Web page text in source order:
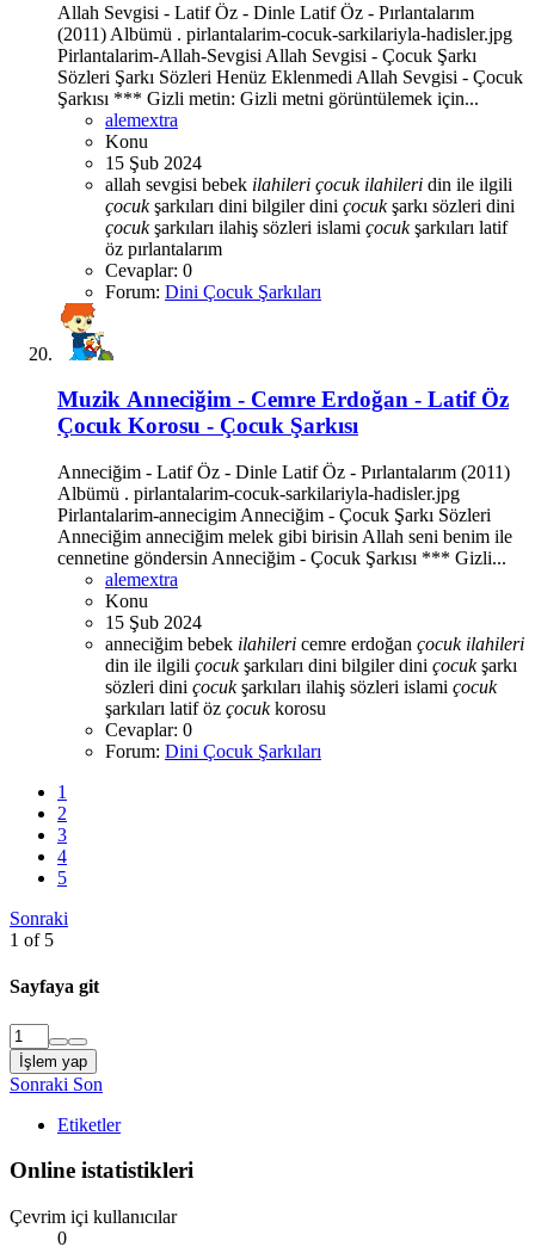
Allah Sevgisi - Latif Öz - Dinle Latif Öz - Pırlantalarım
(2011) Albümü . pirlantalarim-cocuk-sarkilariyla-hadisler.jpg
Pirlantalarim-Allah-Sevgisi Allah Sevgisi - Çocuk Şarkı
Sözleri Şarkı Sözleri Henüz Eklenmedi Allah Sevgisi - Çocuk
Şarkısı *** Gizli metin: Gizli metni görüntülemek için...
alemextra
Konu
15 Şub 2024
allah sevgisi bebek ilahileri çocuk ilahileri din ile ilgili
çocukşarkıları dini bilgilerdini çocukşarkı sözleri dini
çocukşarkıları ilahiş sözleri islami çocukşarkıları latif
öz pırlantalarım
Cevaplar: 0
Forum: Dini Çocuk Şarkıları
Muzik Anneciğim - Cemre Erdoğan - Latif Öz
Çocuk Korosu - Çocuk Şarkısı
Anneciğim - Latif Öz - Dinle Latif Öz - Pırlantalarım (2011)
Albümü . pirlantalarim-cocuk-sarkilariyla-hadisler.jpg
Pirlantalarim-annecigim Anneciğim - Çocuk Şarkı Sözleri
Anneciğim anneciğim melek gibi birisin Allah seni benim ile
cennetine göndersin Anneciğim - Çocuk Şarkısı *** Gizli...
alemextra
Konu
15 Şub 2024
anneciğim bebek ilahileri cemre erdoğan çocuk ilahileri
din ile ilgili çocukşarkıları dini bilgilerdini çocukşarkı
sözleri dini çocukşarkıları ilahiş sözleri islami çocuk
şarkıları latif öz çocukkorosu
Cevaplar: 0
Forum: Dini Çocuk Şarkıları
1
2
3
4
5
Sonraki
1 of 5
Sayfaya git
İşlem yap
Sonraki Son
Etiketler
Online istatistikleri
Çevrim içi kullanıcılar
0